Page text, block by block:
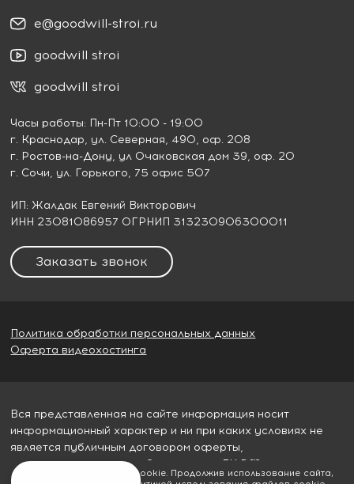
e@goodwill-stroi.ru
goodwill stroi
goodwill stroi
Часы работы: Пн-Пт 10:00 - 19:00
г. Краснодар, ул. Северная, 490, оф. 208
г. Ростов-на-Дону, ул Очаковская дом 39, оф. 20
г. Сочи, ул. Горького, 75 офис 507
ИП: Жалдак Евгений Викторович
ИНН 23081086957 ОГРНИП 313230906300011
Заказать звонок
Политика обработки персональных данных
Оферта видеохостинга
Вся представленная на сайте информация носит
информационный характер и ни при каких условиях не
является публичным договором оферты,
определяемым пунктом 2 статьи 437 ГК РФ
Мы используем файлы cookie. Продолжив использование сайта,